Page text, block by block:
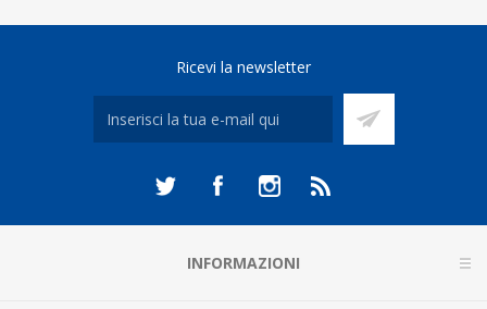
Ricevi la newsletter
INFORMAZIONI